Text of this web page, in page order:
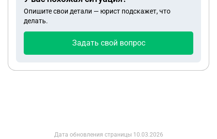
Опишите свои детали — юрист подскажет, что
делать.
Задать свой вопрос
Дата обновления страницы 10.03.2026